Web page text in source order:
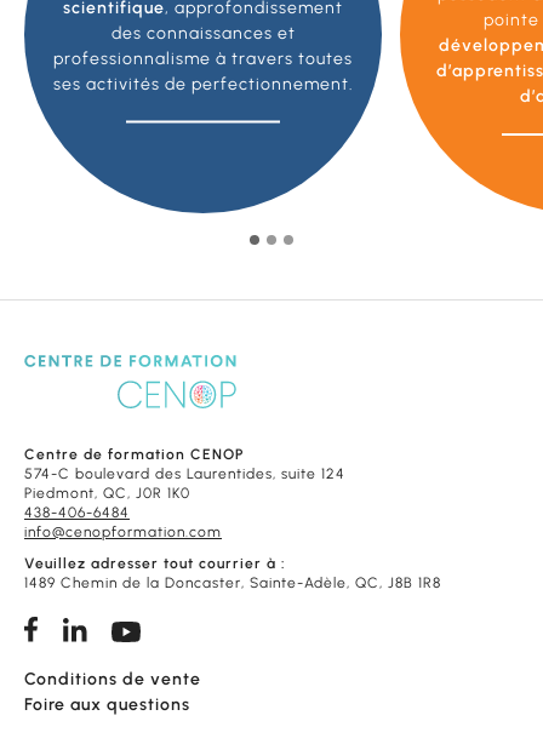
scientifique, approfondissement
des connaissances et
professionnalisme à travers toutes
ses activités de perfectionnement.
pointe
Centre de formation CENOP
574-C boulevard des Laurentides, suite 124
Piedmont, QC, J0R 1K0
438-406-6484
info@cenopformation.com
Veuillez adresser tout courrier à :
1489 Chemin de la Doncaster, Sainte-Adèle, QC, J8B 1R8
Conditions de vente
Foire aux questions